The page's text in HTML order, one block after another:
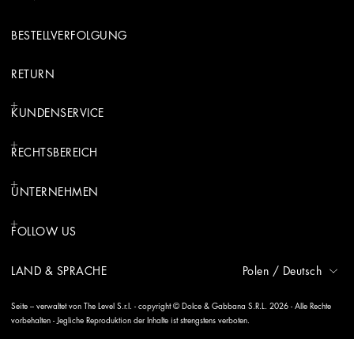
BESTELLVERFOLGUNG
RETURN
KUNDENSERVICE
RECHTSBEREICH
UNTERNEHMEN
FOLLOW US
LAND & SPRACHE Polen / Deutsch
Seite – verwaltet von The Level S.r.l. - copyright © Dolce & Gabbana S.R.L. 2026 - Alle Rechte
vorbehalten - Jegliche Reproduktion der Inhalte ist strengstens verboten.